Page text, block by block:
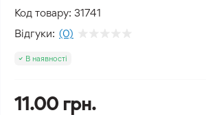
Код товару: 31741
Відгуки: (0)
В наявності
11.00 грн.